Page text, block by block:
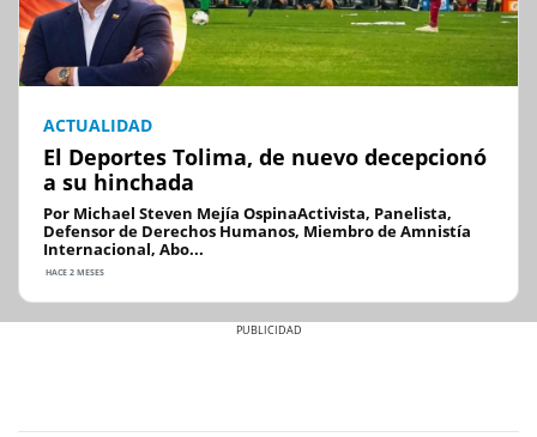
ACTUALIDAD
El Deportes Tolima, de nuevo decepcionó
a su hinchada
Por Michael Steven Mejía OspinaActivista, Panelista,
Defensor de Derechos Humanos, Miembro de Amnistía
Internacional, Abo...
HACE 2 MESES